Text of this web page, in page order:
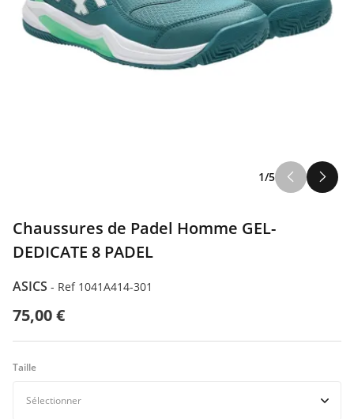
1/5
Chaussures de Padel Homme GEL-
DEDICATE 8 PADEL
ASICS - Ref 1041A414-301
75,00 €
Taille